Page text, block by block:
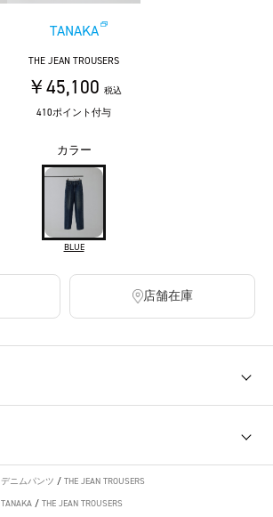
TANAKA
THE JEAN TROUSERS
￥45,100 税込
410ポイント付与
カラー
BLUE
店舗在庫
デニムパンツ / THE JEAN TROUSERS
TANAKA / THE JEAN TROUSERS